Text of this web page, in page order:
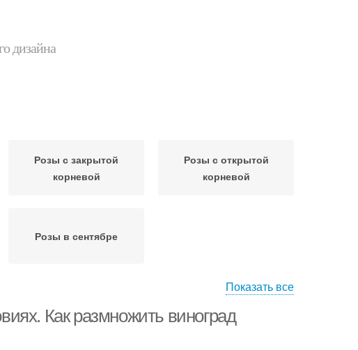
дизайна
Розы с закрытой
корневой
Розы с открытой
корневой
Розы в сентябре
Показать все
Как размножить виноград